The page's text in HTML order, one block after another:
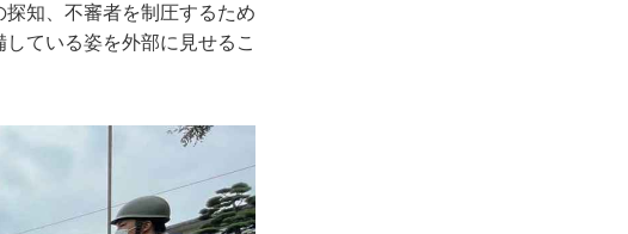
知、不審者を制圧するため
ている姿を外部に見せるこ